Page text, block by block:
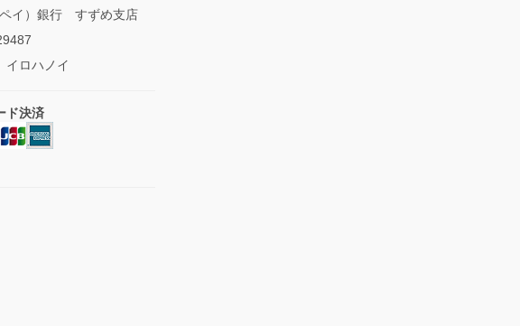
イ）銀行 すずめ支店
ロハノイ
ド決済